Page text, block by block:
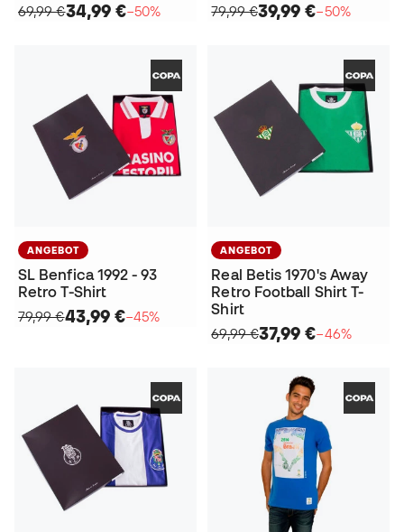
69,99 €34,99 €−50%
79,99 €39,99 €−50%
ANGEBOT
SL Benfica 1992 - 93
Retro T-Shirt
79,99 €43,99 €−45%
ANGEBOT
Real Betis 1970's Away
Retro Football Shirt T-
Shirt
69,99 €37,99 €−46%